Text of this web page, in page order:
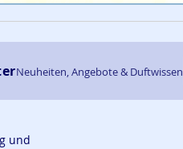
Neuheiten, Angebote & Duftwissen
und